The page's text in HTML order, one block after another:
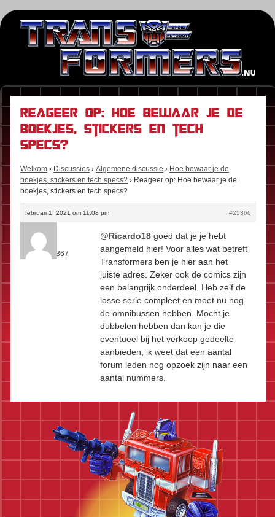
Reageer op: Hoe bewaar je de
boekjes, stickers en tech
specs?
Welkom › Discussies › Algemene discussie › Hoe bewaar je de
boekjes, stickers en tech specs? › Reageer op: Hoe bewaar je de
boekjes, stickers en tech specs?
februari 1, 2021 om 11:08 pm #25366
Kees
Rol:
Fan
Berichten:
367
@Ricardo18 goed dat je je hebt
aangemeld hier! Voor alles wat betreft
Transformers ben je hier aan het
juiste adres. Zeker ook de comics zijn
een belangrijk onderdeel. Heb zelf de
losse serie compleet en moet nu nog
de omnibussen hebben. Mocht je
dubbelen hebben dan kan je die
eventueel bij het verkoop gedeelte
aanbieden, ik weet dat een aantal
forum leden nog opzoek zijn naar een
aantal nummers.